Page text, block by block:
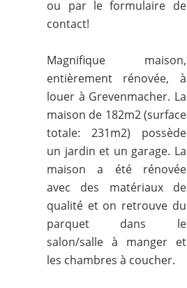
ou par le formulaire de
contact!
Magnifique maison,
entièrement rénovée, à
louer à Grevenmacher. La
maison de 182m2 (surface
totale: 231m2) possède
un jardin et un garage. La
maison a été rénovée
avec des matériaux de
qualité et on retrouve du
parquet dans le
salon/salle à manger et
les chambres à coucher.